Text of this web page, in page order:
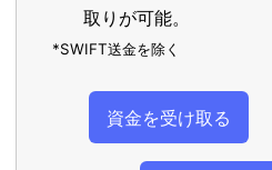
取りが可能。
*SWIFT送金を除く
資金を受け取る